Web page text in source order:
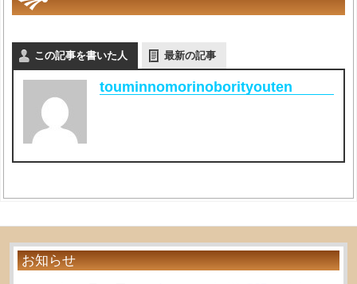
この記事を書いた人 最新の記事
touminnomorinoborityouten
お知らせ